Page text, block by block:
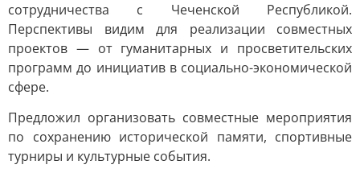
сотрудничества с Чеченской Республикой.
Перспективы видим для реализации совместных
проектов — от гуманитарных и просветительских
программ до инициатив в социально-экономической
сфере.
Предложил организовать совместные мероприятия
по сохранению исторической памяти, спортивные
турниры и культурные события.